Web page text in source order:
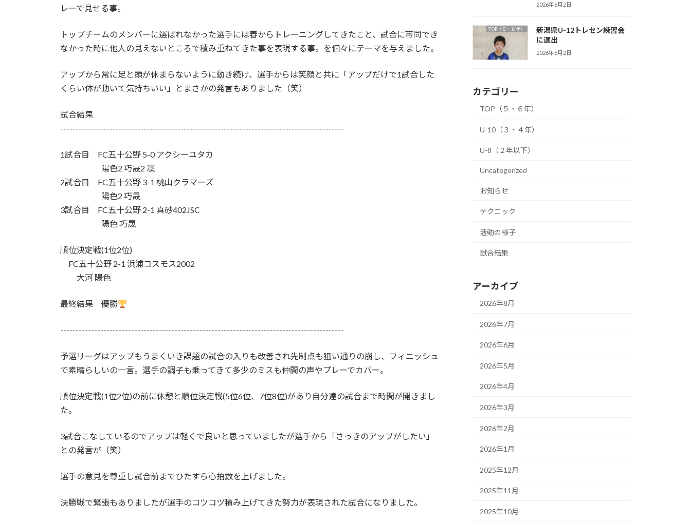
レーで見せる事。
トップチームのメンバーに選ばれなかった選手には春からトレーニングしてきたこと、試合に帯同でき
なかった時に他人の見えないところで積み重ねてきた事を表現する事。を個々にテーマを与えました。
アップから常に足と頭が休まらないように動き続け、選手からは笑顔と共に「アップだけで1試合した
くらい体が動いて気持ちいい」とまさかの発言もありました（笑）
試合結果
--------------------------------------------------------------------------------------------
1試合目 FC五十公野 5-0 アクシーユタカ
陽色2 巧晟2 凜
2試合目 FC五十公野 3-1 桃山クラマーズ
陽色2 巧晟
3試合目 FC五十公野 2-1 真砂402JSC
陽色 巧晟
順位決定戦(1位2位)
FC五十公野 2-1 浜浦コスモス2002
大河 陽色
最終結果 優勝
--------------------------------------------------------------------------------------------
予選リーグはアップもうまくいき課題の試合の入りも改善され先制点も狙い通りの崩し、フィニッシュ
で素晴らしいの一言。選手の調子も乗ってきて多少のミスも仲間の声やプレーでカバー。
順位決定戦(1位2位)の前に休憩と順位決定戦(5位6位、7位8位)があり自分達の試合まで時間が開きまし
た。
3試合こなしているのでアップは軽くで良いと思っていましたが選手から「さっきのアップがしたい」
との発言が（笑）
選手の意見を尊重し試合前までひたすら心拍数を上げました。
決勝戦で緊張もありましたが選手のコツコツ積み上げてきた努力が表現された試合になりました。
2026年6月2日
TOP（５・６年）
新潟県U-12トレセン練習会
に選出
2026年6月2日
カテゴリー
TOP（５・６年）
U-10（３・４年）
U-8（２年以下）
Uncategorized
お知らせ
テクニック
活動の様子
試合結果
アーカイブ
2026年8月
2026年7月
2026年6月
2026年5月
2026年4月
2026年3月
2026年2月
2026年1月
2025年12月
2025年11月
2025年10月